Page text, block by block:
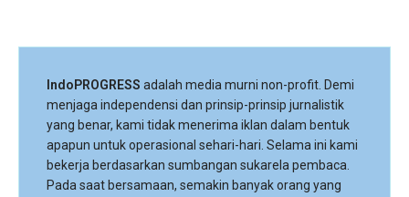
IndoPROGRESS adalah media murni non-profit. Demi
menjaga independensi dan prinsip-prinsip jurnalistik
yang benar, kami tidak menerima iklan dalam bentuk
apapun untuk operasional sehari-hari. Selama ini kami
bekerja berdasarkan sumbangan sukarela pembaca.
Pada saat bersamaan, semakin banyak orang yang